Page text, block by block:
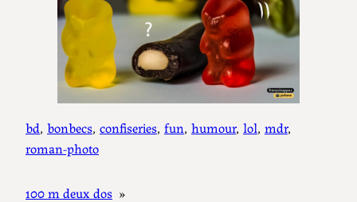
bd, bonbecs, confiseries, fun, humour, lol, mdr
roman-photo
100 m deux dos »